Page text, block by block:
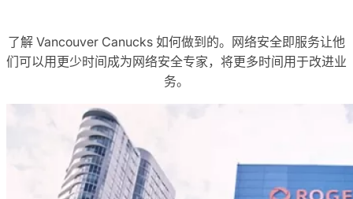
了解 Vancouver Canucks 如何做到的。网络安全即服务让他
们可以用更少时间成为网络安全专家，将更多时间用于改进业
务。